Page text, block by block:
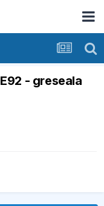
- greseala